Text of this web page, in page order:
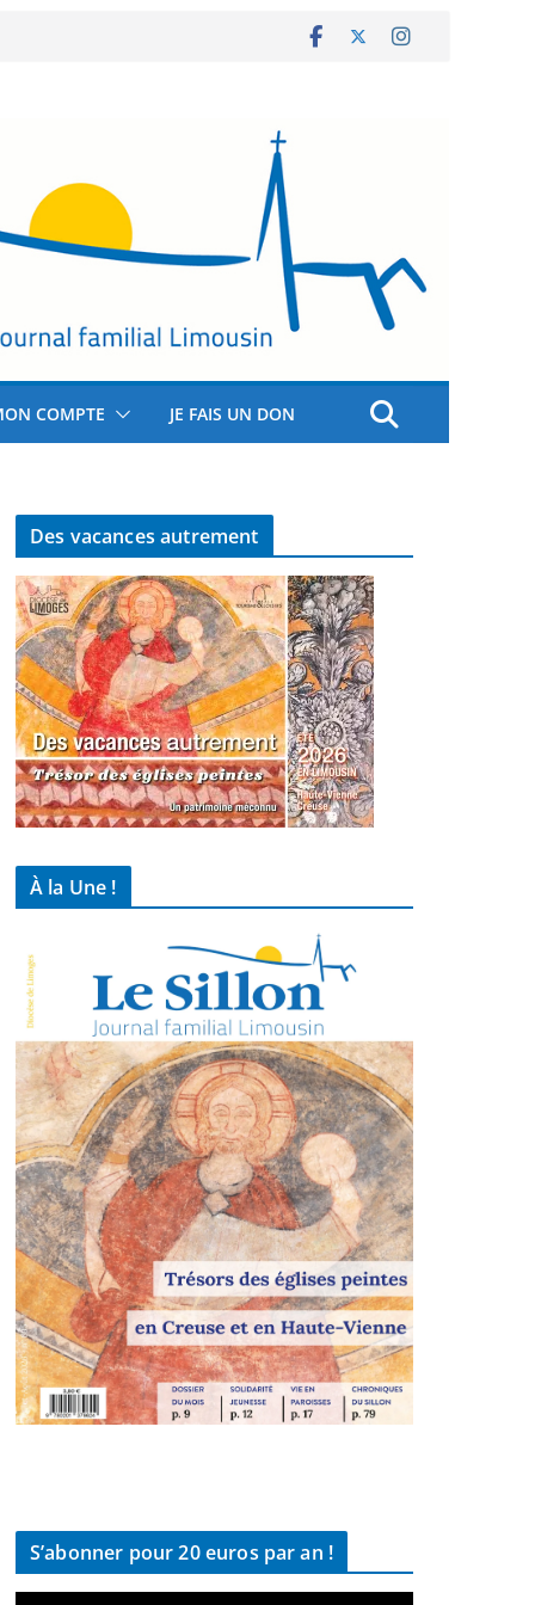
COMPTE JE FAIS UN DON
Des vacances autrement
À la Une !
S’abonner pour 20 euros par an !